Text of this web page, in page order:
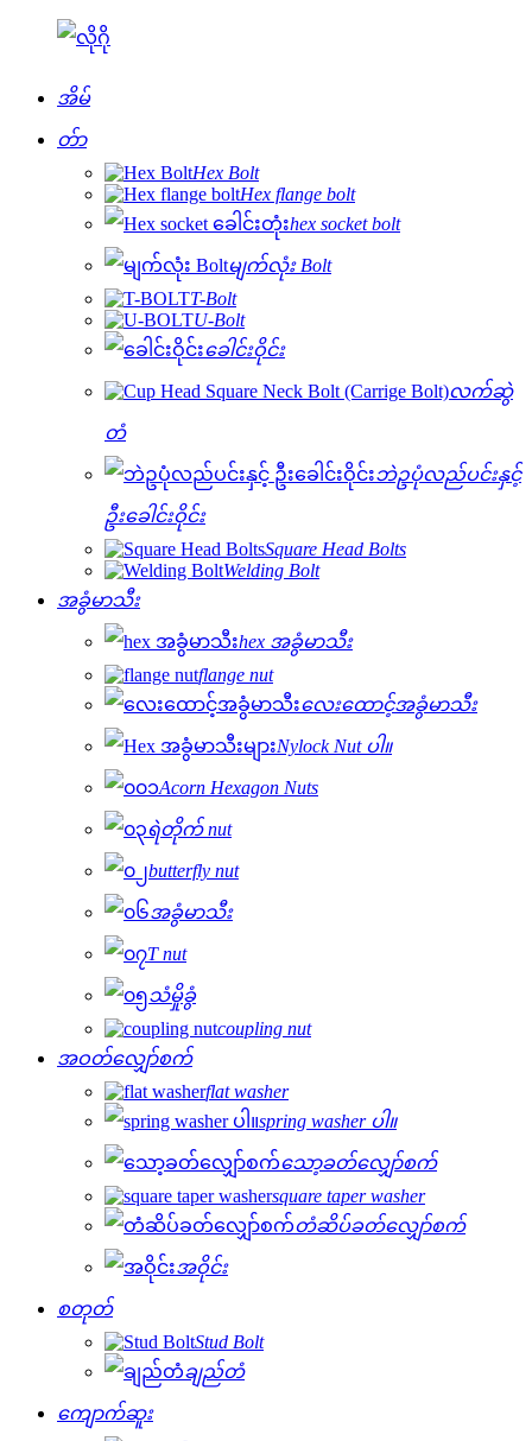
အိမ်
တ်ာ
Hex Bolt
Hex flange bolt
hex socket bolt
မျက်လုံး Bolt
T-Bolt
U-Bolt
ခေါင်းဝိုင်း
လက်ဆွဲ
တံ
ဘဲဥပုံလည်ပင်းနှင့်
ဦးခေါင်းဝိုင်း
Square Head Bolts
Welding Bolt
အခွံမာသီး
hex အခွံမာသီး
flange nut
လေးထောင့်အခွံမာသီး
Nylock Nut ပါ။
Acorn Hexagon Nuts
ရဲတိုက် nut
butterfly nut
အခွံမာသီး
T nut
သံမှိုခွံ
coupling nut
အဝတ်လျှော်စက်
flat washer
spring washer ပါ။
သော့ခတ်လျှော်စက်
square taper washer
တံဆိပ်ခတ်လျှော်စက်
အဝိုင်း
စတုတ်
Stud Bolt
ချည်တံ
ကျောက်ဆူး